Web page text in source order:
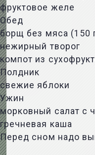
фруктовое желе
Обед
борщ без мяса (150
нежирный творог
компот из
Полдник
свежие яблоки
Ужин
морковный салат с
гречневая каша
Перед сном надо